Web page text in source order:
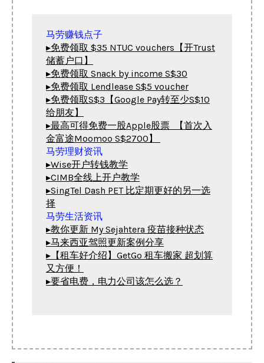
▸免费领取 $35 NTUC vouchers【开Trust
储蓄户口】
▸免费领取 Snack by income S$30
▸免费领取 Lendlease S$5 voucher
▸免费领取S$3【Google Pay转至少S$10
给朋友】
▸最高可得免费一股Apple股票  【首次入
金富途Moomoo S$2700】
▸Wise开户转钱教学
▸CIMB全线上开户教学
▸SingTel Dash PET 比定期更好的另一选
择
▸教你更新 My Sejahtera 疫苗接种状态
▸马来西亚驾照更新案例分享
▸【租车好介绍】GetGo 租车搬家 超划算
又方便！
▸要省电费，电力公司该怎么选？